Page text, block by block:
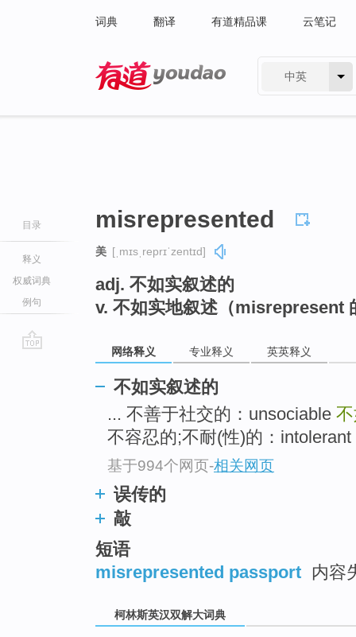
词典 翻译 有道精品课 云笔记
中英
目录
释义
权威词典
例句
misrepresented
美 [ˌmɪsˌreprɪˈzentɪd]
adj. 不如实叙述的
v. 不如实地叙述（misrepresent
网络释义 专业释义 英英释义
不如实叙述的
... 不善于社交的：unsociable
不容忍的;不耐(性)的：intolerant
基于994个网页-相关网页
误传的
敲
短语
misrepresented passport 内容
柯林斯英汉双解大词典